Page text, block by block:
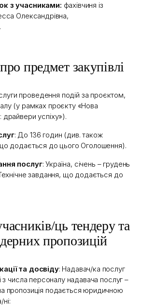
з учасниками: фахівчиня із
Олександрівна,
предмет закупівлі
проведення подій за проєктом,
(у рамках проєкту «Нова
успіху»).
: До 136 годин (див. також
додається до цього Оголошення).
послуг: Україна, січень – грудень
завдання, що додається до
ць тендеру та
пропозицій
та досвіду: Надавач/ка послуг
з числа персоналу надавача послуг –
пропозиція подається юридичною